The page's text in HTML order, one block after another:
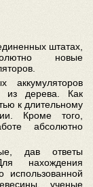
штатах,
новые
аккумуляторов
из дерева. Как
к длительному
Кроме того,
абсолютно
дав ответы
нахождения
использованной
ученые